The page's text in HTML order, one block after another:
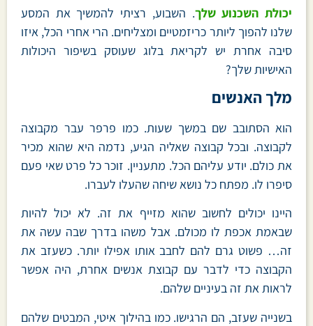
יכולת השכנוע שלך. השבוע, רציתי להמשיך את המסע
שלנו להפוך ליותר כריזמטיים ומצליחים. הרי אחרי הכל, איזו
סיבה אחרת יש לקריאת בלוג שעוסק בשיפור היכולות
האישיות שלך?
מלך האנשים
הוא הסתובב שם במשך שעות. כמו פרפר עבר מקבוצה
לקבוצה. ובכל קבוצה שאליה הגיע, נדמה היא שהוא מכיר
את כולם. יודע עליהם הכל. מתעניין. זוכר כל פרט שאי פעם
סיפרו לו. מפתח כל נושא שיחה שהעלו לעברו.
היינו יכולים לחשוב שהוא מזייף את זה. לא יכול להיות
שבאמת אכפת לו מכולם. אבל משהו בדרך שבה עשה את
זה… פשוט גרם להם לחבב אותו אפילו יותר. כשעזב את
הקבוצה כדי לדבר עם קבוצת אנשים אחרת, היה אפשר
לראות את זה בעיניים שלהם.
בשנייה שעזב, הם הרגישו. כמו בהילוך איטי, המבטים שלהם